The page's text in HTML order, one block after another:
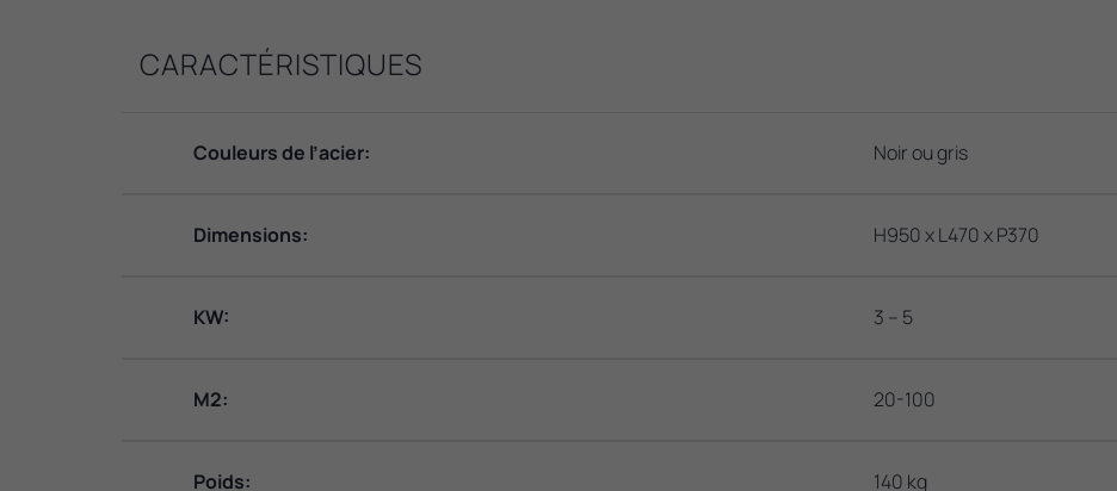
CARACTÉRISTIQUES
Couleurs de l’acier: Noir ou gris
Dimensions: H950 x L470 x P370
KW: 3 – 5
M2: 20-100
Poids: 140 kg